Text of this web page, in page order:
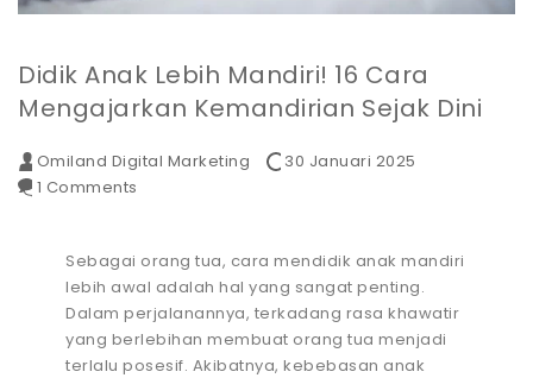
Didik Anak Lebih Mandiri! 16 Cara
Mengajarkan Kemandirian Sejak Dini
Omiland Digital Marketing
30 Januari 2025
1 Comments
Sebagai orang tua, cara mendidik anak mandiri
lebih awal adalah hal yang sangat penting.
Dalam perjalanannya, terkadang rasa khawatir
yang berlebihan membuat orang tua menjadi
terlalu posesif. Akibatnya, kebebasan anak